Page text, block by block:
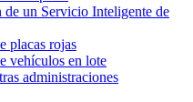
de un Servicio Inteligente de
placas rojas
vehículos en lote
administraciones